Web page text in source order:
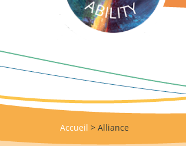
Accueil > Alliance